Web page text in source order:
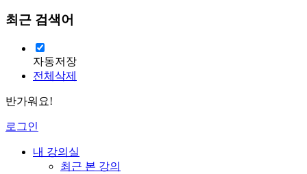
최근 검색어
자동저장
전체삭제
반가워요!
로그인
내 강의실
최근 본 강의